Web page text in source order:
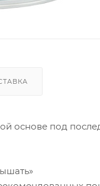
основе под